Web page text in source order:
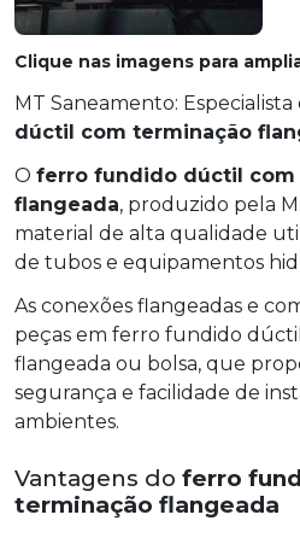
Clique nas imagens para
MT Saneamento: Especialista
dúctil com terminação
O ferro fundido dúctil com
flangeada, produzido pela
material de alta qualidade
de tubos e equipamentos
As conexões flangeadas e
peças em ferro fundido
flangeada ou bolsa, que
segurança e facilidade de
ambientes.
Vantagens do ferro
terminação flangeada